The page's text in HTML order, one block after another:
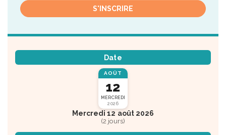
S'INSCRIRE
Date
AOÛT
12
MERCREDI
2026
Mercredi 12 août 2026
(2 jours)